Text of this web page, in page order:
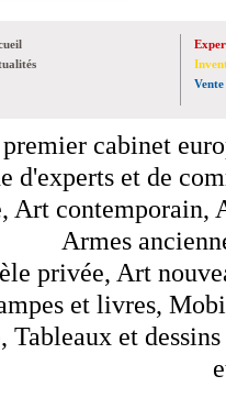
Vente
cabinet
d'experts et de
Art contemporain,
Armes
privée, Art
et livres,
et